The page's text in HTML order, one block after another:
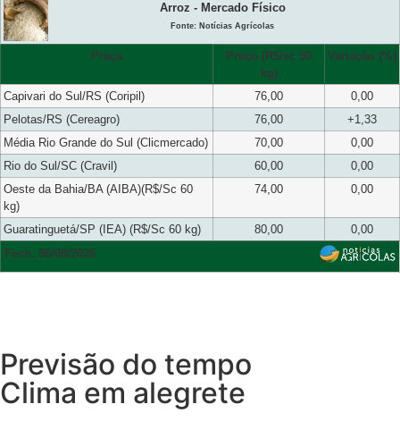
Arroz - Mercado Físico
Fonte: Notícias Agrícolas
Praça
Preço (R$/sc 50
kg)
Variação (%)
Capivari do Sul/RS (Coripil) 76,00
0,00
Pelotas/RS (Cereagro)
76,00
+1,33
Média Rio Grande do Sul (Clicmercado)
70,00
0,00
Rio do Sul/SC (Cravil)
60,00
0,00
Oeste da Bahia/BA (AIBA)(R$/Sc 60
kg)
74,00 0,00
Guaratinguetá/SP (IEA) (R$/Sc 60 kg) 80,00
0,00
Fech. 06/08/2026
Previsão do tempo
Clima em alegrete